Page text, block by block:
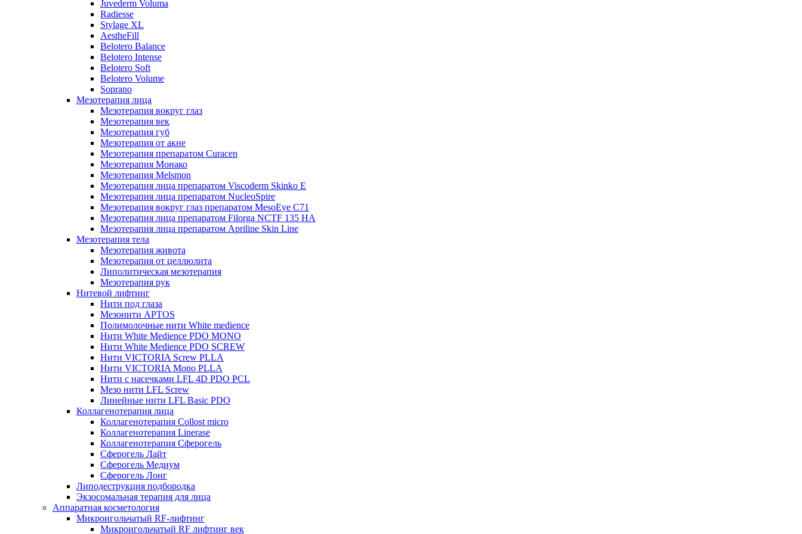
Juvederm Voluma
Radiesse
Stylage XL
AestheFill
Belotero Balance
Belotero Intense
Belotero Soft
Belotero Volume
Soprano
Мезотерапия лица
Мезотерапия вокруг глаз
Мезотерапия век
Мезотерапия губ
Мезотерапия от акне
Мезотерапия препаратом Curacen
Мезотерапия Монако
Мезотерапия Melsmon
Мезотерапия лица препаратом Viscoderm Skinko E
Мезотерапия лица препаратом NucleoSpire
Мезотерапия вокруг глаз препаратом MesoEye С71
Мезотерапия лица препаратом Filorga NCTF 135 HA
Мезотерапия лица препаратом Apriline Skin Line
Мезотерапия тела
Мезотерапия живота
Мезотерапия от целлюлита
Липолитическая мезотерапия
Мезотерапия рук
Нитевой лифтинг
Нити под глаза
Мезонити APTOS
Полимолочные нити White medience
Нити White Medience PDO MONO
Нити White Medience PDO SCREW
Нити VICTORIA Screw PLLA
Нити VICTORIA Mono PLLA
Нити с насечками LFL 4D PDO PCL
Мезо нити LFL Screw
Линейные нити LFL Basic PDO
Коллагенотерапия лица
Коллагенотерапия Collost micro
Коллагенотерапия Linerase
Коллагенотерапия Сферогель
Сферогель Лайт
Сферогель Медиум
Сферогель Лонг
Липодеструкция подбородка
Экзосомальная терапия для лица
Аппаратная косметология
Микроигольчатый RF-лифтинг
Микроигольчатый RF лифтинг век